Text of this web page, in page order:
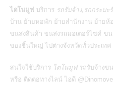
ไดโนมูฟ บริการ รถรับจ้าง,รถกระบะ
บ้าน ย้ายหอพัก ย้ายสำนักงาน ย้ายห้
ขนส่งสินค้า ขนส่งรถมอเตอร์ไซค์ ขน
ของชิ้นใหญ่ ไปต่างจังหวัดทั่วประเทศ
สนใจใช้บริการ ไดโนมูฟ รถรับจ้างข
หรือ ติดต่อทางไลน์ ไอดี